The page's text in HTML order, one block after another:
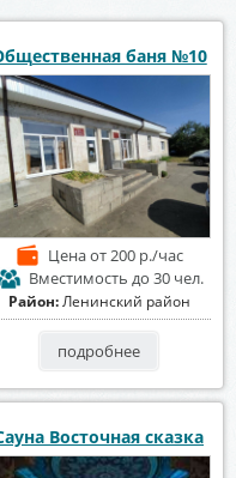
баня №10
Ценаот 200 р./час
Вместимость до 30 чел.
Район:Ленинский район
подробнее
Восточная сказка